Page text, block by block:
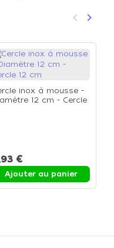
Précédent
keyboard_arrow_left keyboard_arrow_right
inox à mousse -
12 cm - Cercle
€
Ajouter au panier